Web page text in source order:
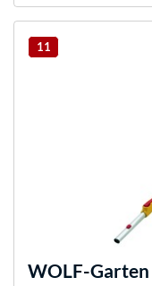
11
WOLF-Garten